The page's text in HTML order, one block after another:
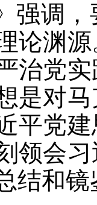
强调
论渊
治党
是对
平党
领会
结和镜